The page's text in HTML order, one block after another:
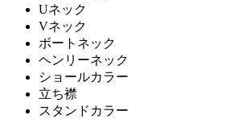
Uネック
Vネック
ボートネック
ヘンリーネック
ショールカラー
立ち襟
スタンドカラー